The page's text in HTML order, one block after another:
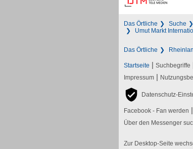
Das Örtliche Suche
Umut Markt
Das Örtliche
Startseite | Suchbegriffe
Impressum |
Datenschutz-
Facebook - Fan werden |
Über den Messenger
Zur Desktop-Seite